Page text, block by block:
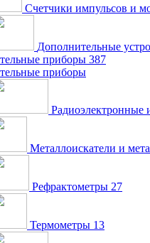
Счетчики импульсов и
Дополнительные
приборы 387
приборы
Радиоэлектронные
Металлоискатели и
Рефрактометры 27
Термометры 13